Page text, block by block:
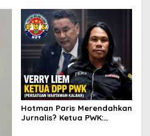
di Kayong Utara
Hotman Paris Merendahkan
Jurnalis? Ketua PWK: